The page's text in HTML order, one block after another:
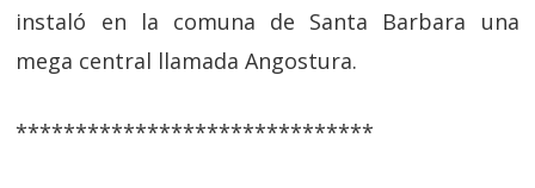
instaló en la comuna de Santa Barbara una
mega central llamada Angostura.
******************************